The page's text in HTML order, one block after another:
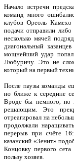
Начало встречи
команд много
клубов Ореоль
подачи отправили либо
несколько мячей
диагональный
мощнейший удар
Любуричу. Это не
который на первый
После паузы команды
но ближе к середине
Вроде бы немного, но
решающим. Это
отреагировал на
продолжали
перерыв при счёте
казанский «Зенит»
Концовку первого
пользу хозяев.